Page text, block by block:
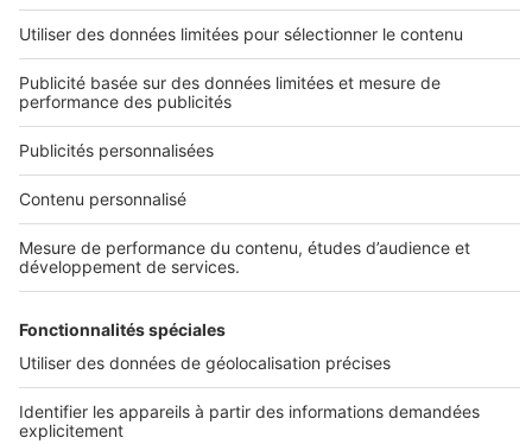
Maison bioclimatique
Maison agrandissement et rénovation
Maison aménagement PMR
Infos pratiques
Conditions Générales d'Utilisation
Sites du groupe SeLoger